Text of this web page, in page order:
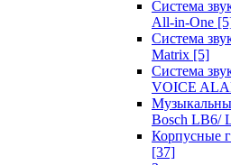
Система
All-in-One
Система
Matrix [5]
Система
VOICE
Bosch LB6/
Корпусные
[37]